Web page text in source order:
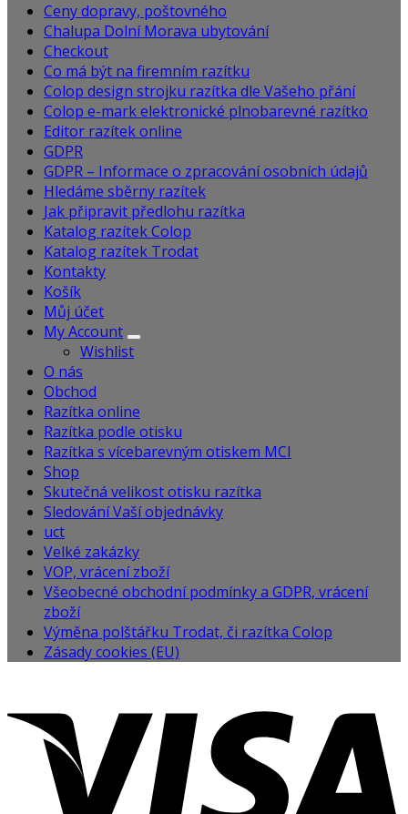
Ceny dopravy, poštovného
Chalupa Dolní Morava ubytování
Checkout
Co má být na firemním razítku
Colop design strojku razítka dle Vašeho přání
Colop e-mark elektronické plnobarevné razítko
Editor razítek online
GDPR
GDPR – Informace o zpracování osobních údajů
Hledáme sběrny razítek
Jak připravit předlohu razítka
Katalog razítek Colop
Katalog razítek Trodat
Kontakty
Košík
Můj účet
My Account
Wishlist
O nás
Obchod
Razítka online
Razítka podle otisku
Razítka s vícebarevným otiskem MCI
Shop
Skutečná velikost otisku razítka
Sledování Vaší objednávky
uct
Velké zakázky
VOP, vrácení zboží
Všeobecné obchodní podmínky a GDPR, vrácení
zboží
Výměna polštářku Trodat, či razítka Colop
Zásady cookies (EU)